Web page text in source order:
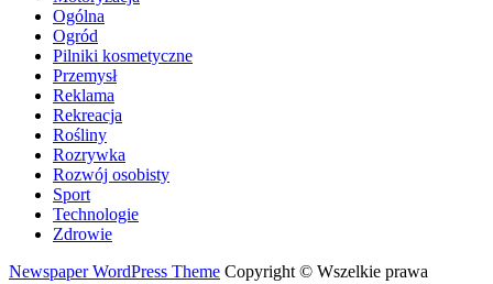
Ogólna
Ogród
Pilniki kosmetyczne
Przemysł
Reklama
Rekreacja
Rośliny
Rozrywka
Rozwój osobisty
Sport
Technologie
Zdrowie
Newspaper WordPress Theme Copyright © Wszelkie prawa